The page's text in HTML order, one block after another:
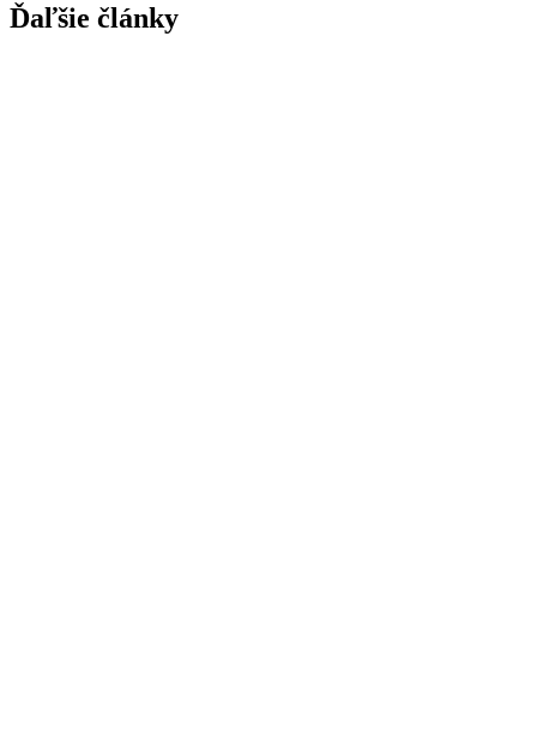
Ďaľšie články